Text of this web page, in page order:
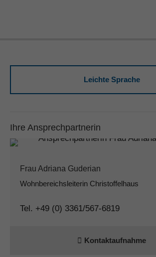
Leichte Sprache
Ihre Ansprechpartnerin
Frau Adriana Guderian
Wohnbereichsleiterin Christoffelhaus
Tel. +49 (0) 3361/567-6819
Kontaktaufnahme